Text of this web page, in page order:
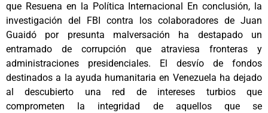
que Resuena en la Política Internacional En conclusión, la
investigación del FBI contra los colaboradores de Juan
Guaidó por presunta malversación ha destapado un
entramado de corrupción que atraviesa fronteras y
administraciones presidenciales. El desvío de fondos
destinados a la ayuda humanitaria en Venezuela ha dejado
al descubierto una red de intereses turbios que
comprometen la integridad de aquellos que se